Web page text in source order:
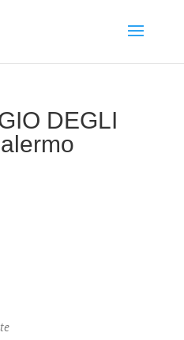
DEGLI